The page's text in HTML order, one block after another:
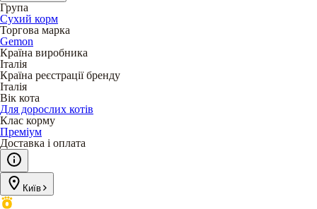
Група
Сухий корм
Торгова марка
Gemon
Країна виробника
Італія
Країна реєстрації бренду
Італія
Вік кота
Для дорослих котів
Клас корму
Преміум
Доставка і оплата
Київ